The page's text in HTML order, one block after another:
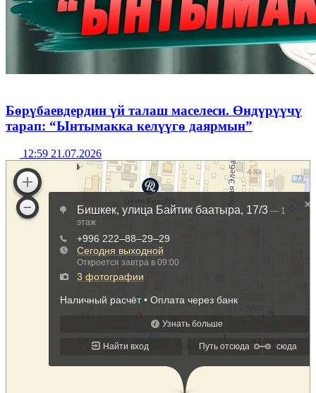
Бөрүбаевдердин үй талаш маселеси. Өндүрүүчү
тарап: “Ынтымакка келүүгө даярмын”
12:59 21.07.2026